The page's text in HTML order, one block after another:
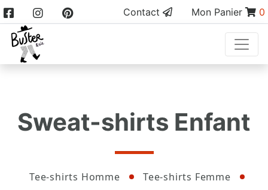
Contact Mon Panier 0
Sweat-shirts Enfant
Tee-shirts Homme
Tee-shirts Femme